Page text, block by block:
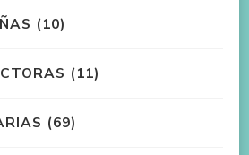
(10)
(11)
(69)